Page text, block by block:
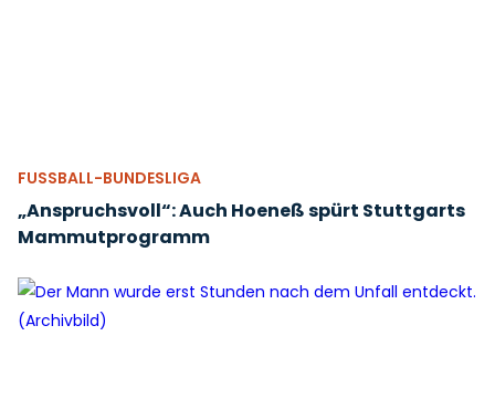
FUSSBALL-BUNDESLIGA
„Anspruchsvoll“: Auch Hoeneß spürt Stuttgarts
Mammutprogramm